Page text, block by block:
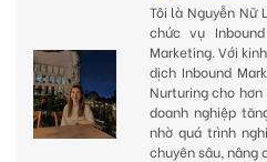
Tôi là Nguyễn Nữ
chức vụ
Marketing. Với
dịch Inbound
Nurturing cho
doanh nghiệp
nhờ quá trình
chuyên sâu, nâng